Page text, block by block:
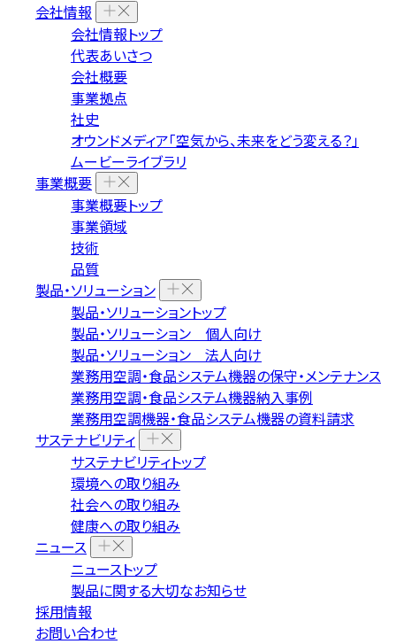
会社情報
会社情報トップ
代表あいさつ
会社概要
事業拠点
社史
オウンドメディア「空気から、未来をどう変える？」
ムービーライブラリ
事業概要
事業概要トップ
事業領域
技術
品質
製品・ソリューション
製品・ソリューショントップ
製品・ソリューション 個人向け
製品・ソリューション 法人向け
業務用空調・食品システム機器の保守・メンテナンス
業務用空調・食品システム機器納入事例
業務用空調機器・食品システム機器の資料請求
サステナビリティ
サステナビリティトップ
環境への取り組み
社会への取り組み
健康への取り組み
ニュース
ニューストップ
製品に関する大切なお知らせ
採用情報
お問い合わせ